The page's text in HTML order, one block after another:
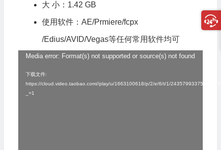
大 小：1.42 GB
使用软件：AE/Prmiere/fcpx
/Edius/AVID/Vegas等任何常用软件均可
Media error: Format(s) not supported or source(s) not found
下载文件:
https://cloud.video.taobao.com//play/u/1663100618/p/2/e/6/t/1/243579933758.mp4?
_=1